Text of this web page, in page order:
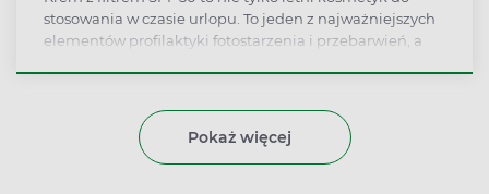
stosowania w czasie urlopu. To jeden z najważniejszych
elementów profilaktyki fotostarzenia i przebarwień, a
codzienne stosowanie go było skuteczne i komfortowe?
Pokaż więcej